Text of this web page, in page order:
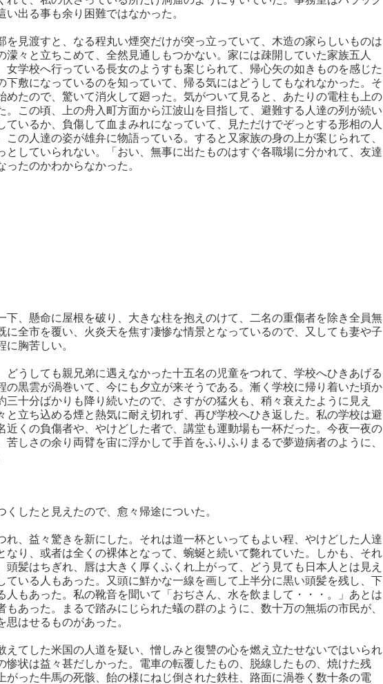
出る事も余り困難ではなかった。
を見渡すと、なる程丸い煙突だけが突っ立っていて、木造の家らしいものは
々と立ちこめて、全然見通しもつかない。家には疎開していた家族五人
女学校へ行っている長女のようすも案じられて、帰心矢の如きものを感じた
下敷になっているのを知っていて、帰る気にはどうしてもなれなかった。そ
めたので、驚いて消火して廻った。気がついて見ると、あたりの電柱も上の
。この頃、上の舟入町方面から江波山を目指して、避難する人達の列が続い
いるか、負傷して血まみれになっていて、見ただけでぞっとする形相の人
の人達の姿が雄弁に物語っている。すると又家族の身の上が案じられて、
としていられない。「おい、無事に出たものはすぐ各職場に分かれて、友達
たのかわからなかった。
下、懸命に屋根を破り、大きな柱を抱えのけて、二名の重傷者を除き全員無
に全市を覆い、火炎天を焦す凄惨な情景となっているので、又しても妻や子
胸苦しい。
うしても親兄弟に遇えなかった十五名の児童をつれて、学校へひきあげる
の黒雲が渦巻いて、今にも夕立が来そうである。漸く学校に帰り着いた頃か
十分ばかりも降り続いたので、さすがの猛火も、稍々衰えたように見え
と立ち込める煙と熱気に耐え切れず、再び学校へひき返した。私の学校は避
近くの負傷者や、やけどした者で、講堂も運動場も一杯だった。今夜一夜の
しさの余り両臂を宙に浮かして手首をふりふりまるで夢遊病者のように、
したと見えたので、愈々帰途についた。
れ、益々驚きを新にした。それは道一杯といってもよい程、やけどした人達
なり、或者は全くの裸体となって、蜿蜒と続いて斃れていた。しかも、それ
頭髪はちぎれ、唇は大きく厚くふくれ上がって、どう見ても日本人とは見え
ている人もあった。又頭に鮮かな一線を画して上半分に黒い頭髪を残し、下
人もあった。私の靴音を聞いて「おぢさん、水を飲まして・・・。」あとは
あった。まるで踏みにじられた蟻の群のように、数十万の無垢の市民が、
はせるものがあった。
えてした米国の人道を疑い、憎しみと復讐の心を燃え立たせないではいられ
惨状は益々甚だしかった。電車の転覆したもの、脱線したもの、焼けた残
がった牛馬の死骸、飴の様にねじ倒された鉄柱、路面に渦巻く数十条の電